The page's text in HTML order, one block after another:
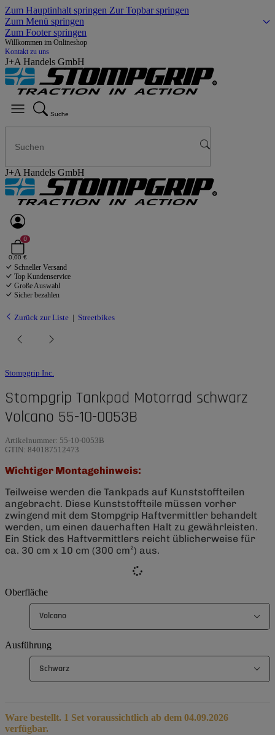
Zum Hauptinhalt springen Zur Topbar springen
Zum Menü springen
Zum Footer springen
Willkommen im Onlineshop
Kontakt zu uns
J+A Handels GmbH
Suche
J+A Handels GmbH
0
0,00 €
Schneller Versand
Top Kundenservice
Große Auswahl
Sicher bezahlen
Zurück zur Liste Streetbikes
Stompgrip Inc.
Stompgrip Tankpad Motorrad schwarz
Volcano 55-10-0053B
Artikelnummer: 55-10-0053B
GTIN: 840187512473
Wichtiger Montagehinweis:
Teilweise werden die Tankpads auf Kunststoffteilen
angebracht. Diese Kunststoffteile müssen vorher
zwingend mit dem Stompgrip Haftvermittler behandelt
werden, um einen dauerhaften Halt zu gewährleisten.
Ein Stick des Haftvermittlers reicht üblicherweise für
ca. 30 cm x 10 cm (300 cm²) aus.
Oberfläche
Volcano
Ausführung
Schwarz
Ware bestellt. 1 Set voraussichtlich ab dem 04.09.2026
verfügbar.